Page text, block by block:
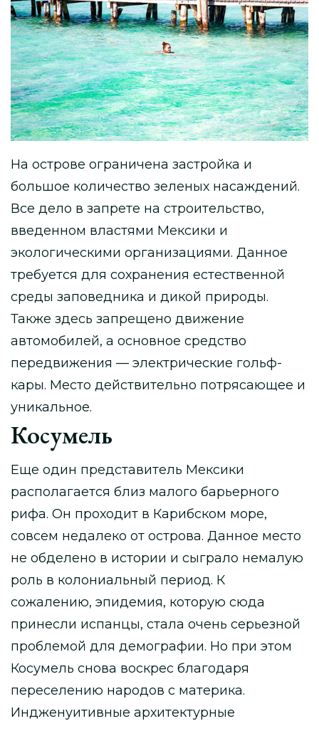
На острове ограничена застройка и
большое количество зеленых насаждений.
Все дело в запрете на строительство,
введенном властями Мексики и
экологическими организациями. Данное
требуется для сохранения естественной
среды заповедника и дикой природы.
Также здесь запрещено движение
автомобилей, а основное средство
передвижения — электрические гольф-
кары. Место действительно потрясающее и
уникальное.
Косумель
Еще один представитель Мексики
располагается близ малого барьерного
рифа. Он проходит в Карибском море,
совсем недалеко от острова. Данное место
не обделено в истории и сыграло немалую
роль в колониальный период. К
сожалению, эпидемия, которую сюда
принесли испанцы, стала очень серьезной
проблемой для демографии. Но при этом
Косумель снова воскрес благодаря
переселению народов с материка.
Индженуитивные архитектурные